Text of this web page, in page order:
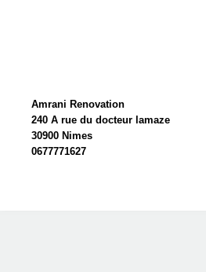
Amrani Renovation
240 A rue du docteur lamaze
30900 Nimes
0677771627